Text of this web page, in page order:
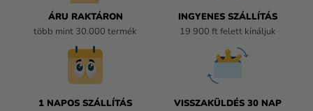
ÁRU RAKTÁRON
több mint 30.000 termék
INGYENES SZÁLLÍTÁS
19 900 ft felett kínáljuk
1 NAPOS SZÁLLÍTÁS
VISSZAKÜLDÉS 30 NAP